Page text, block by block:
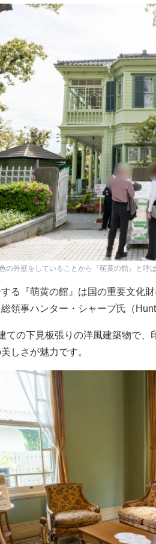
の外壁をしていることから『萌黄の館』と呼
る『萌黄の館』は国の重要文化
領事ハンター・シャープ氏（
ての下見板張りの洋風建築物で
しさが魅力です。